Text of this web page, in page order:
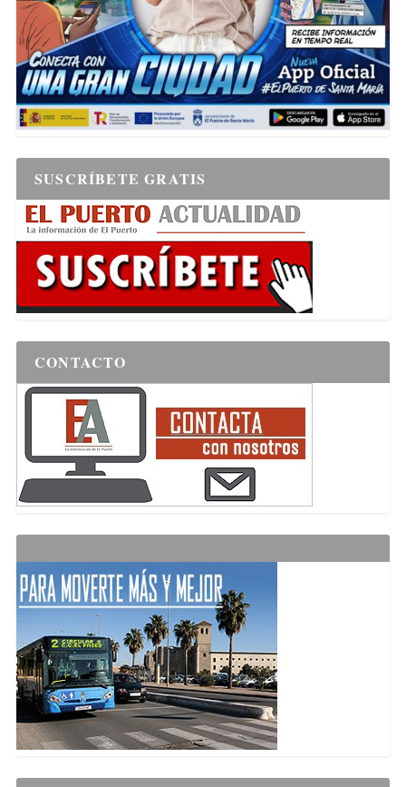
SUSCRÍBETE GRATIS
CONTACTO